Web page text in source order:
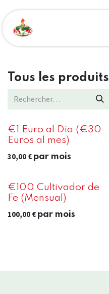
Tous les produits
€1 Euro al Dia (€30
Euros al mes)
30,00 € par mois
€100 Cultivador de
Fe (Mensual)
100,00 € par mois